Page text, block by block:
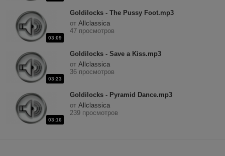
03:09
Goldilocks - The Pussy Foot.mp3
от Allclassica
47 просмотров
03:23
Goldilocks - Save a Kiss.mp3
от Allclassica
36 просмотров
03:16
Goldilocks - Pyramid Dance.mp3
от Allclassica
239 просмотров